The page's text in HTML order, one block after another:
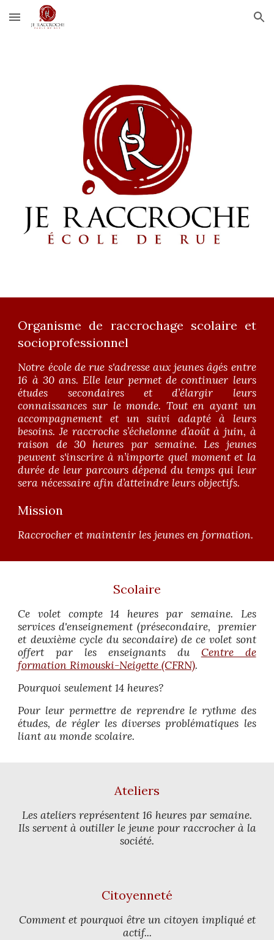
Skip to main content Skip to navigation
Organisme de raccrochage scolaire et
socioprofessionnel
Notre école de rue s'adresse aux jeunes âgés entre
16 à 30 ans. Elle leur permet de continuer leurs
études secondaires et d’élargir leurs
connaissances sur le monde. Tout en ayant un
accompagnement et un suivi adapté à leurs
besoins. Je raccroche s’échelonne d’août à juin, à
raison de 30 heures par semaine. Les jeunes
peuvent s'inscrire à n’importe quel moment et la
durée de leur parcours dépend du temps qui leur
sera nécessaire afin d’atteindre leurs objectifs.
Mission
Raccrocher et maintenir les jeunes en formation.
Scolaire
Ce volet compte 14 heures par semaine. Les
services d'enseignement (présecondaire, premier
et deuxième cycle du secondaire) de ce volet sont
offert par les enseignants du Centre de
formation Rimouski-Neigette (CFRN).
Pourquoi seulement 14 heures?
Pour leur permettre de reprendre le rythme des
études, de régler les diverses problématiques les
liant au monde scolaire.
Ateliers
Les ateliers représentent 16 heures par semaine.
Ils servent à outiller le jeune pour raccrocher à la
société.
Citoyenneté
Comment et pourquoi être un citoyen impliqué et
actif...